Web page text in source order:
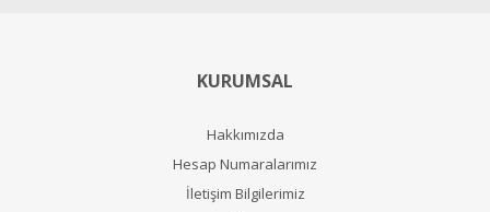
KURUMSAL
Hakkımızda
Hesap Numaralarımız
İletişim Bilgilerimiz